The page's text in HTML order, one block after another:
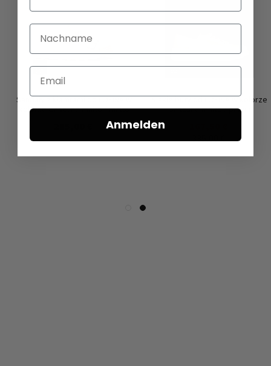
Sandały z klamrami od LOFINA w
kolorze Gasoline malto / malto
Niskie buty od LOFINA w kolorze
Gasoline malto / panna
Nachname
Email
Anmelden